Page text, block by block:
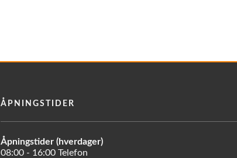
ÅPNINGSTIDER
Åpningstider (hverdager)
08:00 - 16:00 Telefon